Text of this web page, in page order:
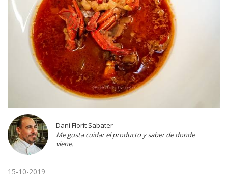
Dani Florit Sabater
Me gusta cuidar el producto y saber de donde
viene.
15-10-2019